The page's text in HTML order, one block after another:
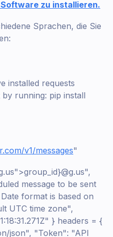
zu installieren.
Sprachen, die Sie
installed requests
running: pip install
v1/messages"
message to be sent
format is based on
UTC time zone",
} headers = {
json", "Token": "API